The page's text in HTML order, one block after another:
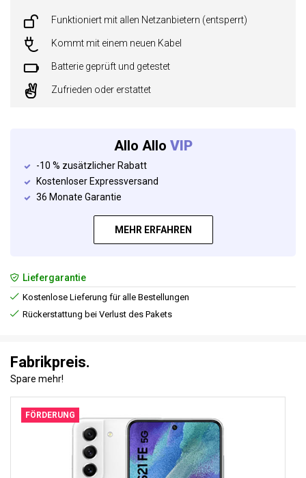
Funktioniert mit allen Netzanbietern (entsperrt)
Kommt mit einem neuen Kabel
Batterie geprüft und getestet
Zufrieden oder erstattet
Allo Allo VIP
-10 % zusätzlicher Rabatt
Kostenloser Expressversand
36 Monate Garantie
MEHR ERFAHREN
Liefergarantie
Kostenlose Lieferung für alle Bestellungen
Rückerstattung bei Verlust des Pakets
Fabrikpreis.
Spare mehr!
FÖRDERUNG